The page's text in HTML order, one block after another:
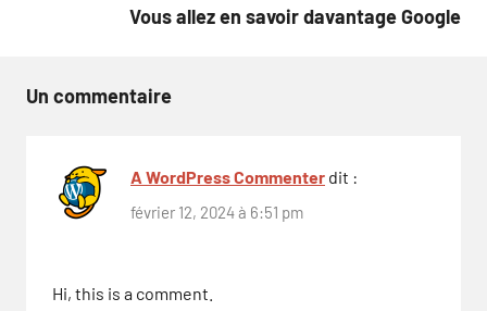
Vous allez en savoir davantage Google
Un commentaire
A WordPress Commenter dit :
février 12, 2024 à 6:51 pm
Hi, this is a comment.